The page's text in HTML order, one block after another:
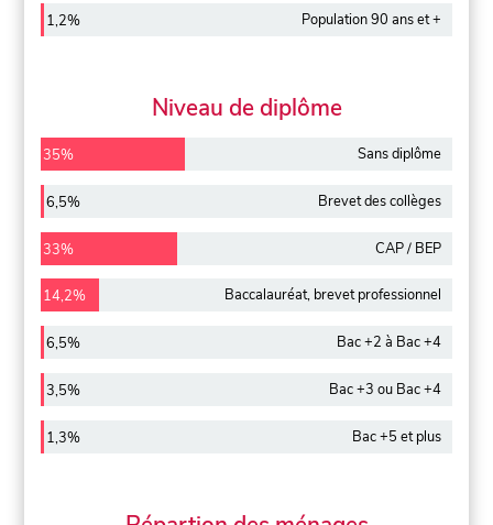
1,2% Population 90 ans et +
Niveau de diplôme
35% Sans diplôme
6,5% Brevet des collèges
33% CAP / BEP
14,2% Baccalauréat, brevet professionnel
6,5% Bac +2 à Bac +4
3,5% Bac +3 ou Bac +4
1,3% Bac +5 et plus